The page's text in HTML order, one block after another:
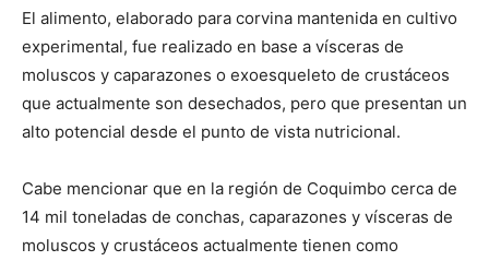
El alimento, elaborado para corvina mantenida en cultivo
experimental, fue realizado en base a vísceras de
moluscos y caparazones o exoesqueleto de crustáceos
que actualmente son desechados, pero que presentan un
alto potencial desde el punto de vista nutricional.
Cabe mencionar que en la región de Coquimbo cerca de
14 mil toneladas de conchas, caparazones y vísceras de
moluscos y crustáceos actualmente tienen como